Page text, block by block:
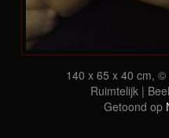
140 x 65 x 40 cm,
Ruimtelijk |
Getoond op